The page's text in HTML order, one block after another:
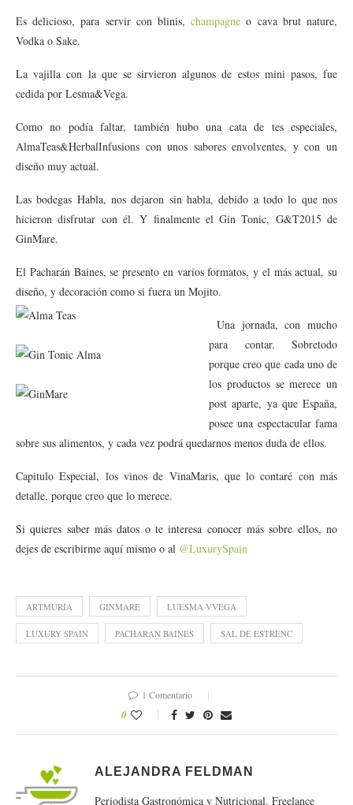
Es delicioso, para servir con blinis,champagne o cava brut nature,
Vodka o Sake.
La vajilla con la que se sirvieron algunos de estos mini pasos, fue
cedida por Lesma&Vega.
Como no podía faltar, también hubo una cata de tes especiales,
AlmaTeas&HerbalInfusions con unos sabores envolventes, y con un
diseño muy actual.
Las bodegas Habla, nos dejaron sin habla, debido a todo lo que nos
hicieron disfrutar con él. Y finalmente el Gin Tonic, G&T2015 de
GinMare.
El Pacharán Baines, se presento en varios formatos, y el más actual, su
diseño, y decoración como si fuera un Mojito.
Una jornada, con mucho
para contar. Sobretodo
porque creo que cada uno de
los productos se merece un
post aparte, ya que España,
posee una espectacular fama
sobre sus alimentos, y cada vez podrá quedarnos menos duda de ellos.
Capitulo Especial, los vinos de VinaMaris, que lo contaré con más
detalle, porque creo que lo merece.
Si quieres saber más datos o te interesa conocer más sobre ellos, no
dejes de escribirme aquí mismo o al @LuxurySpain
ARTMURIA GINMARE LUESMA VVEGA
LUXURY SPAIN PACHARAN BAINES SAL DE ESTRENC
1 Comentario
0
ALEJANDRA FELDMAN
Periodista Gastronómica y Nutricional. Freelance